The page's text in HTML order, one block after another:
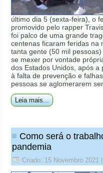
último dia 5 (sexta-feira), o
promovido pelo rapper
foi palco de uma grande
centenas ficaram feridas na
tanta gente (50 mil
se mexer por vontade
dos Estados Unidos, após
à falta de prevenção e
pessoas se aglomerarem
Leia mais...
Como será o
pandemia
Criado: 15 Novembro 2021